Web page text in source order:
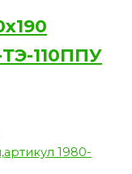
110ППУ